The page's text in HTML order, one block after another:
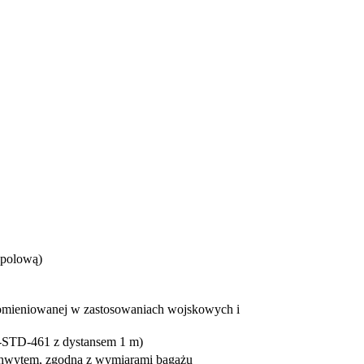
w zastosowaniach wojskowych i
461 z dystansem 1 m)
zgodna z wymiarami bagażu